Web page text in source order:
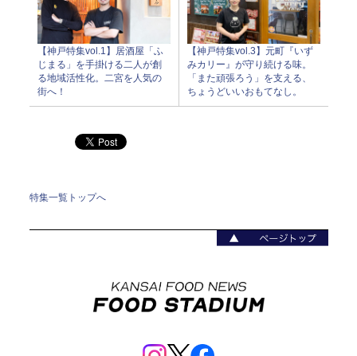
【神戸特集vol.1】居酒屋「ふ
じまる」を手掛ける二人が創
る地域活性化。二宮を人気の
街へ！
【神戸特集vol.3】元町『いず
みカリー』が守り続ける味。
「また頑張ろう」を支える、
ちょうどいいおもてなし。
特集一覧トップへ